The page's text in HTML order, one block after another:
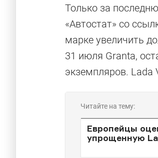
Только за
«Автостат» со
марке увеличить
31 июля Granta,
экземпляров. Lada
Читайте на тему:
Европейцы
упрощенную